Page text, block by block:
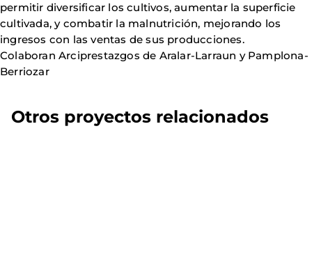
permitir diversificar los cultivos, aumentar la superficie
cultivada, y combatir la malnutrición, mejorando los
ingresos con las ventas de sus producciones.
Colaboran Arciprestazgos de Aralar-Larraun y Pamplona-
Berriozar
Otros proyectos relacionados